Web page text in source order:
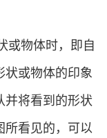
物体时，即自
状或物体的印象
并将看到的形状
所看见的，可以